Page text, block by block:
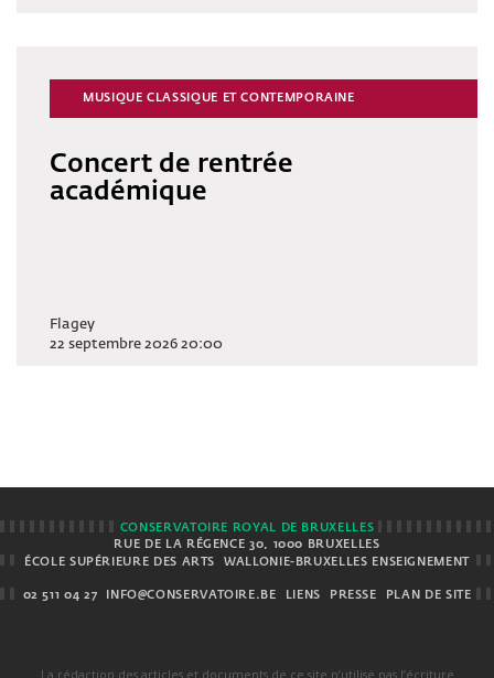
MUSIQUE CLASSIQUE ET CONTEMPORAINE
Concert de rentrée
académique
Flagey
22 septembre 2026 20:00
CONSERVATOIRE ROYAL DE BRUXELLES
RUE DE LA RÉGENCE 30, 1000 BRUXELLES
ÉCOLE SUPÉRIEURE DES ARTS
WALLONIE-BRUXELLES ENSEIGNEMENT
02 511 04 27 INFO@CONSERVATOIRE.BE LIENS PRESSE PLAN DE SITE
La rédaction des articles et documents de ce site n’utilise pas l’écriture